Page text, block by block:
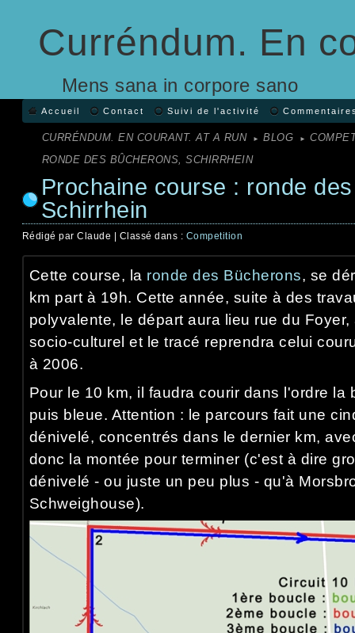
Curréndum. En
Mens sana in corpore sano
Accueil Contact Suivi de l'activité
CURRÉNDUM. EN COURANT. AT A RUN ► BLOG ►
RONDE DES BÛCHERONS, SCHIRRHEIN
Prochaine course : ronde
Schirrhein
Rédigé par Claude | Classé dans : Competition
Cette course, la ronde des Bücherons, se
km part à 19h. Cette année, suite à des
polyvalente, le départ aura lieu rue du
socio-culturel et le tracé reprendra celui
à 2006.
Pour le 10 km, il faudra courir dans l'ordre la
puis bleue. Attention : le parcours fait une
dénivelé, concentrés dans le dernier km,
donc la montée pour terminer (c'est à dire
dénivelé - ou juste un peu plus - qu'à
Schweighouse).